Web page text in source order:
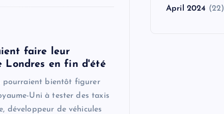
faire leur
Londres en fin d'été
pourraient bientôt figurer
Uni à tester des taxis
développeur de véhicules
April 2024 (22)